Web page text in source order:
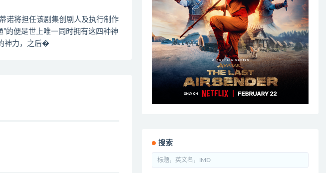
诺将担任该剧集创剧人及执行制作
的便是世上唯一同时拥有这四种神
神力，之后�
搜索